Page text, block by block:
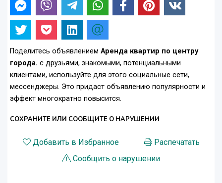
Поделитесь объявлением Аренда квартир по центру
города. с друзьями, знакомыми, потенциальными
клиентами, используйте для этого социальные сети,
мессенджеры. Это придаст объявлению популярности и
эффект многократно повысится.
СОХРАНИТЕ ИЛИ СООБЩИТЕ О НАРУШЕНИИ
Добавить в Избранное
Распечатать
Сообщить о нарушении